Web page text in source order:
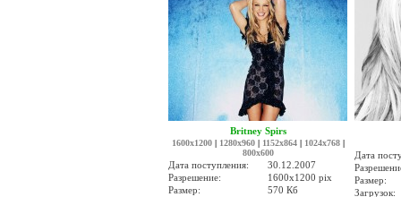
Britney Spirs
1600x1200| 1280x960| 1152x864| 1024x768|
800x600
Дата поступления:
30.12.2007
Разрешение:
1600x1200 pix
Размер:
570 Кб
Дата
Размер:
Загрузок: